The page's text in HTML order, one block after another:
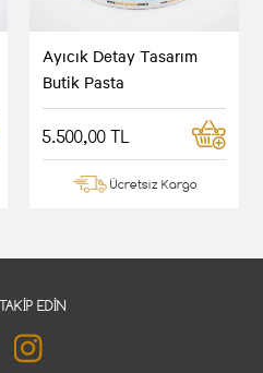
Ayıcık Detay Tasarım
Butik Pasta
5.500,00 TL
Ücretsiz Kargo
EDIN